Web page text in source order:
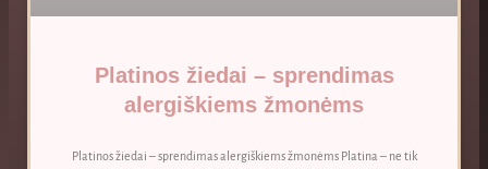
Platinos žiedai – sprendimas
alergiškiems žmonėms
Platinos žiedai – sprendimas alergiškiems žmonėms Platina – ne tik